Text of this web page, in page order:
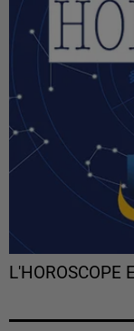
L'HOROSCOPE